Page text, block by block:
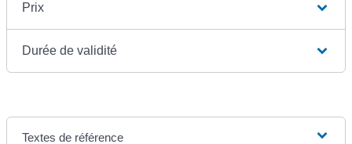
Prix
Durée de validité
Textes de référence